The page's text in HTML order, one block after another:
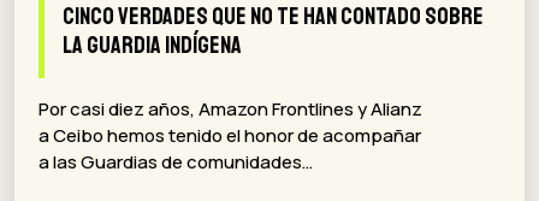
Cinco verdades que no te han contado sobre
la Guardia Indígena
Por casi diez años, Amazon Frontlines y Alianz
a Ceibo hemos tenido el honor de acompañar
a las Guardias de comunidades…